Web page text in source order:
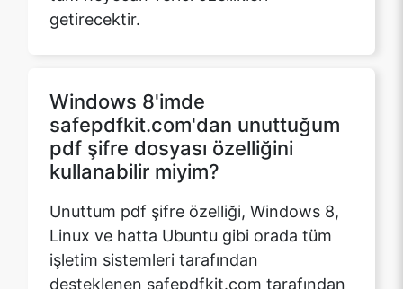
Windows 8'imde
kullanabilir miyim?
Unuttum pdf şifre özelliği, Windows 8,
Linux ve hatta Ubuntu gibi orada tüm
işletim sistemleri tarafından
desteklenen safepdfkit.com tarafından
sunulan çok yönlü bir özelliktir. Tek
gereken www.safepdfkit.com web
sitesini ve üzerinde durmak için normal